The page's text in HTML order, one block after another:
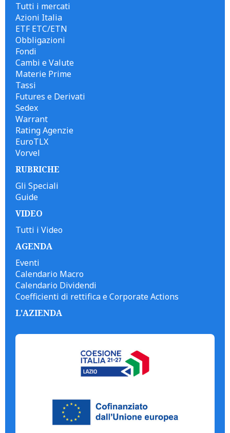
Tutti i mercati
Azioni Italia
ETF ETC/ETN
Obbligazioni
Fondi
Cambi e Valute
Materie Prime
Tassi
Futures e Derivati
Sedex
Warrant
Rating Agenzie
EuroTLX
Vorvel
RUBRICHE
Gli Speciali
Guide
VIDEO
Tutti i Video
AGENDA
Eventi
Calendario Macro
Calendario Dividendi
Coefficienti di rettifica e Corporate Actions
L'AZIENDA